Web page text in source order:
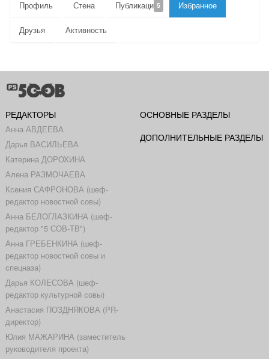
Профиль Стена Публикации5 Избранное
Друзья Активность
РЕДАКТОРЫ
Анна АВДЕЕВА
Дарья ВАСИЛЬЕВА
Катерина ДОРОХИНА
Алена РАЗМОЧАЕВА
Ксения САФРОНОВА (шеф-
редактор новостной совы)
Анна БЕЛОГЛАЗКИНА (шеф-
редактор "5 СОВ-ТВ")
Анна ГРЕБЕНКИНА (шеф-
редактор новостной совы и
спецназа)
Дарья КОЛЕСОВА (шеф-
редактор культурной совы)
Анастасия ПОЗДНЯКОВА (PR-
директор)
Юлия МАЖАРИНА (заместитель
руководителя проекта)
ОСНОВНЫЕ РАЗДЕЛЫ
ДОПОЛНИТЕЛЬНЫЕ РАЗДЕЛЫ